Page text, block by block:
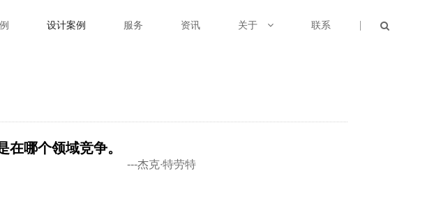
设计案例 服务 资讯 关于 联系
哪个领域竞争。
---杰克∙特劳特